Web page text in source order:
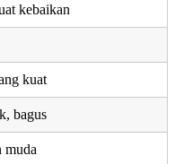
kebaikan
kuat
bagus
muda